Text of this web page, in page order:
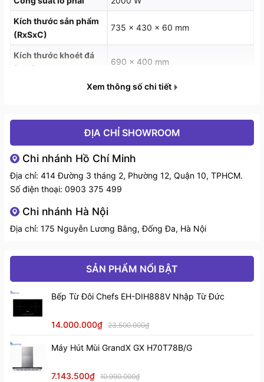
Kích thước sản phẩm
(RxSxC)
735 x 430 x 60 mm
Kích thước khoét đá
(RxS)
690 x 400 mm
Xem thông số chi tiết
ĐỊA CHỈ SHOWROOM
Chi nhánh Hồ Chí Minh
Địa chỉ: 414 Đường 3 tháng 2, Phường 12, Quận 10, TPHCM.
Số điện thoại: 0903 375 499
Chi nhánh Hà Nội
Địa chỉ: 175 Nguyễn Lương Bằng, Đống Đa, Hà Nội
SẢN PHẨM NỔI BẬT
Bếp Từ Đôi Chefs EH-DIH888V Nhập Từ Đức
14.000.000₫ 23.500.000₫
Máy Hút Mùi GrandX GX H70T78B/G
7.143.500₫ 10.990.000₫